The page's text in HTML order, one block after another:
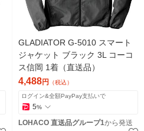
GLADIATOR G-5010 スマート
ジャケット ブラック 3L コーコ
ス信岡 1着（直送品）
4,488円 （税込）
ログイン&全額PayPay支払いで
5%
LOHACO 直送品グループ1から発送